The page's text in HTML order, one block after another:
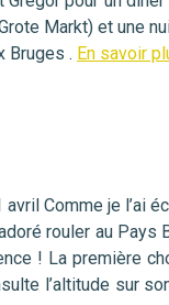
Markt) et une
Bruges . En savoir
avril Comme je l’ai
adoré rouler au Pays
! La première
l’altitude sur